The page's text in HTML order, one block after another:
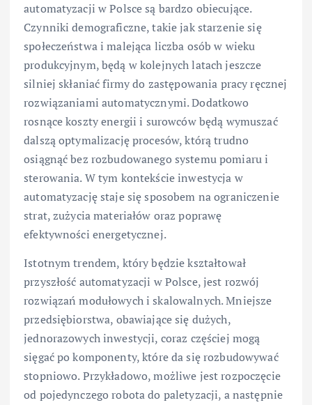
automatyzacji w Polsce są bardzo obiecujące.
Czynniki demograficzne, takie jak starzenie się
społeczeństwa i malejąca liczba osób w wieku
produkcyjnym, będą w kolejnych latach jeszcze
silniej skłaniać firmy do zastępowania pracy ręcznej
rozwiązaniami automatycznymi. Dodatkowo
rosnące koszty energii i surowców będą wymuszać
dalszą optymalizację procesów, którą trudno
osiągnąć bez rozbudowanego systemu pomiaru i
sterowania. W tym kontekście inwestycja w
automatyzację staje się sposobem na ograniczenie
strat, zużycia materiałów oraz poprawę
efektywności energetycznej.
Istotnym trendem, który będzie kształtował
przyszłość automatyzacji w Polsce, jest rozwój
rozwiązań modułowych i skalowalnych. Mniejsze
przedsiębiorstwa, obawiające się dużych,
jednorazowych inwestycji, coraz częściej mogą
sięgać po komponenty, które da się rozbudowywać
stopniowo. Przykładowo, możliwe jest rozpoczęcie
od pojedynczego robota do paletyzacji, a następnie